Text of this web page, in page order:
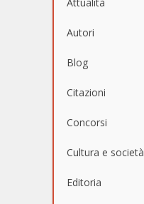
Autori
Blog
Citazioni
Concorsi
Cultura e società
Editoria